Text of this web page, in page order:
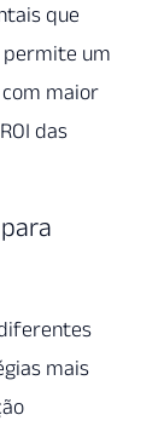
que
permite um
maior
das
mais